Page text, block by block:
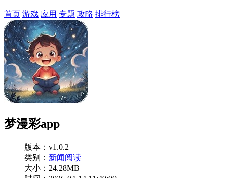
首页 游戏 应用 专题 攻略 排行榜
梦漫彩app
版本：v1.0.2
类别： 新闻阅读
大小：24.28MB